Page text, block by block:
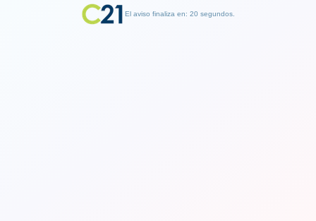
El aviso finaliza en: 19 segundos.